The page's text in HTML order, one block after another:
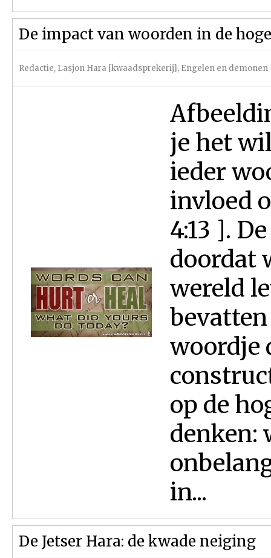
De impact van woorden in de
Redactie, Lasjon Hara [kwaadsprekerij], Engelen en demonen
je het
ieder
invloed
4:13 ].
doordat
wereld
woordje
op de
denken:
in...
De Jetser Hara: de kwade neiging